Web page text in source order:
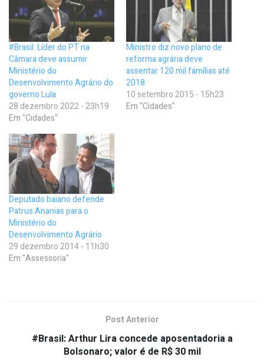
#Brasil: Líder do PT na
Câmara deve assumir
Ministério do
Desenvolvimento Agrário do
governo Lula
28 dezembro 2022 - 23h19
Em "Cidades"
Ministro diz novo plano de
reforma agrária deve
assentar 120 mil famílias até
2018
10 setembro 2015 - 15h23
Em "Cidades"
Deputado baiano defende
Patrus Ananias para o
Ministério do
Desenvolvimento Agrário
29 dezembro 2014 - 11h30
Em "Assessoria"
Post Anterior
#Brasil: Arthur Lira concede aposentadoria a
Bolsonaro; valor é de R$ 30 mil